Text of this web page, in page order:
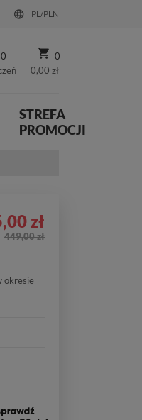
PL/PLN
0
0
0,00 zł
STREFA
PROMOCJI
zł
449,00 zł
okresie